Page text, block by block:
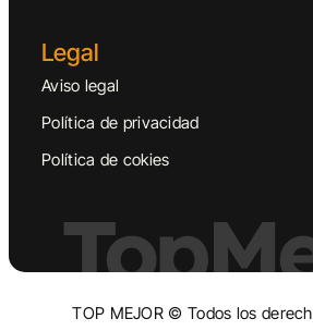
Legal
Aviso legal
Política de privacidad
Política de cokies
TOP MEJOR © Todos los